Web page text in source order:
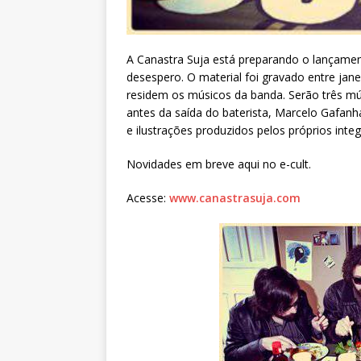
A Canastra Suja está preparando o
desespero. O material foi gravado entre
residem os músicos da banda. Serão três
antes da saída do baterista, Marcelo
e ilustrações produzidos pelos próprios
Novidades em breve aqui no e-cult.
Acesse: www.canastrasuja.com